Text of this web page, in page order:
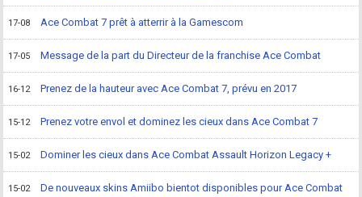
17-08 Ace Combat 7 prêt à atterrir à la Gamescom
17-05 Message de la part du Directeur de la franchise Ace Combat
16-12 Prenez de la hauteur avec Ace Combat 7, prévu en 2017
15-12 Prenez votre envol et dominez les cieux dans Ace Combat 7
15-02 Dominer les cieux dans Ace Combat Assault Horizon Legacy +
15-02
De nouveaux skins Amiibo bientot disponibles pour Ace Combat